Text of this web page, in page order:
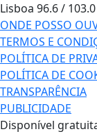
Lisboa 96.6 / 103.0
ONDE POSSO
TERMOS E
POLÍTICA DE
POLÍTICA DE
TRANSPARÊNCIA
PUBLICIDADE
Disponível